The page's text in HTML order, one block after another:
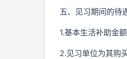
五、见习期间的待
1.基本生活补助金
2.见习单位为其购